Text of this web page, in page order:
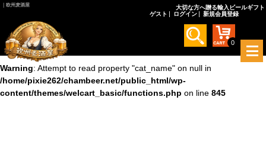
/home/pixie262/chambeer.net/public_html/wp-
content/themes/welcart_basic/functions.php
on line 845
Warning: Attempt to read property "cat_name" on null in
/home/pixie262/chambeer.net/public_html/wp-
content/themes/welcart_basic/functions.php on line 845
｜欧州麦酒屋
大切な方へ贈る輸入ビールギフト
ゲスト
ログイン 新規会員登録
0
メ
ニ